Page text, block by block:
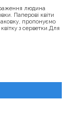
людина
Паперові квіти
пропонуємо
з серветки.Для